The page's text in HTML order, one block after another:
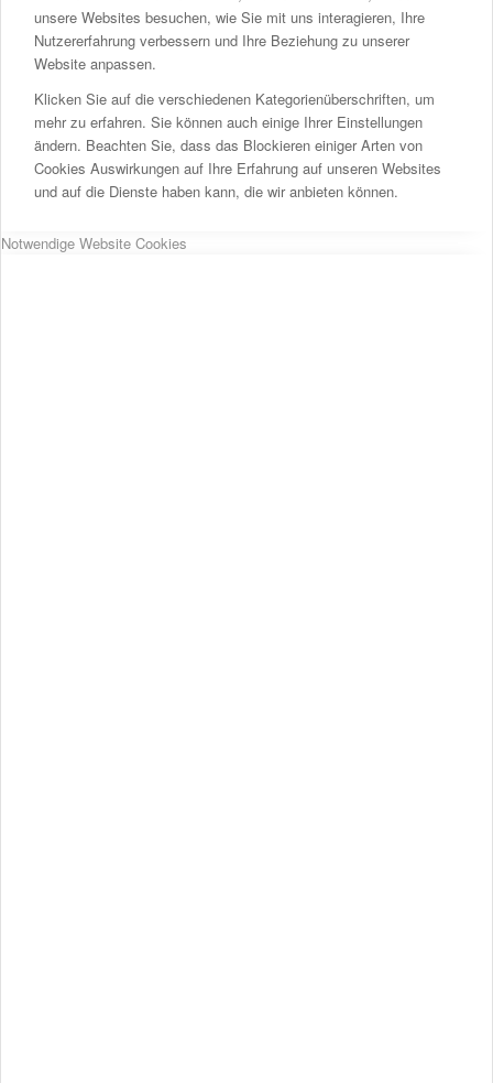
unsere Websites besuchen, wie Sie mit uns interagieren, Ihre
Nutzererfahrung verbessern und Ihre Beziehung zu unserer
Website anpassen.
Klicken Sie auf die verschiedenen Kategorienüberschriften, um
mehr zu erfahren. Sie können auch einige Ihrer Einstellungen
ändern. Beachten Sie, dass das Blockieren einiger Arten von
Cookies Auswirkungen auf Ihre Erfahrung auf unseren Websites
und auf die Dienste haben kann, die wir anbieten können.
Notwendige Website Cookies